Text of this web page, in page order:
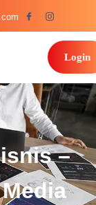
Login
–